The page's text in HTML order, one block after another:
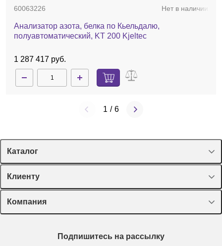
60063226 Нет в наличии
Анализатор азота, белка по Кьельдалю,
полуавтоматический, KT 200 Kjelteс
1 287 417 руб.
1 / 6
Каталог
Спецпредложения
Оборудование, приборы
Пластик, стекло, принадлежности
Химические реактивы, препараты, наборы
Клиенту
Лекторий Диаэм
Доставка и оплата
Мобильное приложение
Компания
Подпишитесь на рассылку